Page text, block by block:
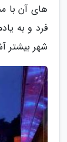
های آن با
فرد و به
شهر بیشتر